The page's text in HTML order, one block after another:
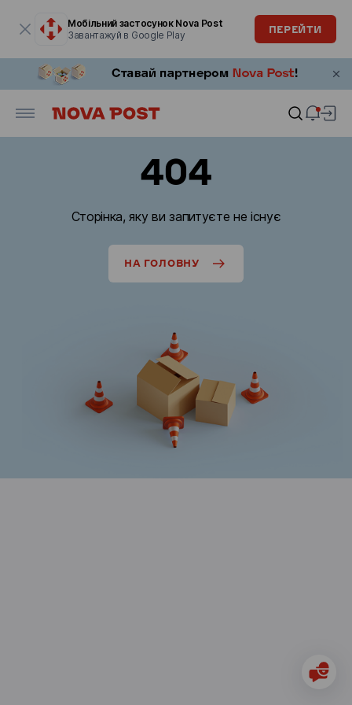
Мобільний застосунок Nova Post
Завантажуй в Google Play
ПЕРЕЙТИ
404
Сторінка, яку ви запитуєте не існує
НА ГОЛОВНУ